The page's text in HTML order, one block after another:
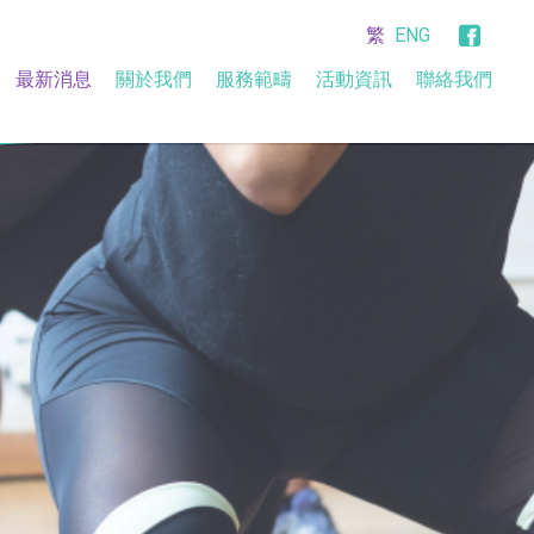
繁 ENG
最新消息
關於我們 服務範疇 活動資訊 聯絡我們